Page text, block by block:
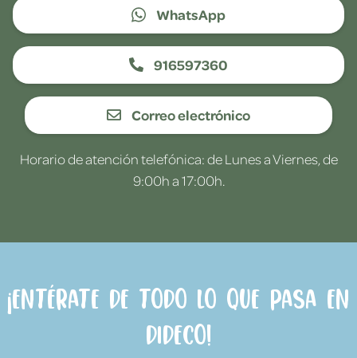
WhatsApp
916597360
Correo electrónico
Horario de atención telefónica: de Lunes a Viernes, de
9:00h a 17:00h.
¡Entérate de todo lo que pasa en
Dideco!